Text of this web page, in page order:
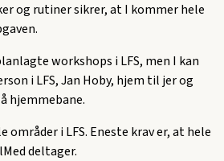
og rutiner sikrer, at I kommer hele
workshops i LFS, men I kan
i LFS, Jan Hoby, hjem til jer og
hjemmebane.
i LFS. Eneste krav er, at hele
deltager.